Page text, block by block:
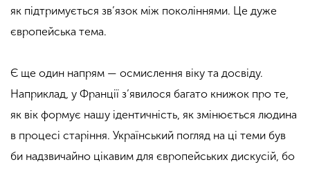
як підтримується зв’язок між поколіннями. Це дуже
європейська тема.
Є ще один напрям — осмислення віку та досвіду.
Наприклад, у Франції з’явилося багато книжок про те,
як вік формує нашу ідентичність, як змінюється людина
в процесі старіння. Український погляд на ці теми був
би надзвичайно цікавим для європейських дискусій, бо